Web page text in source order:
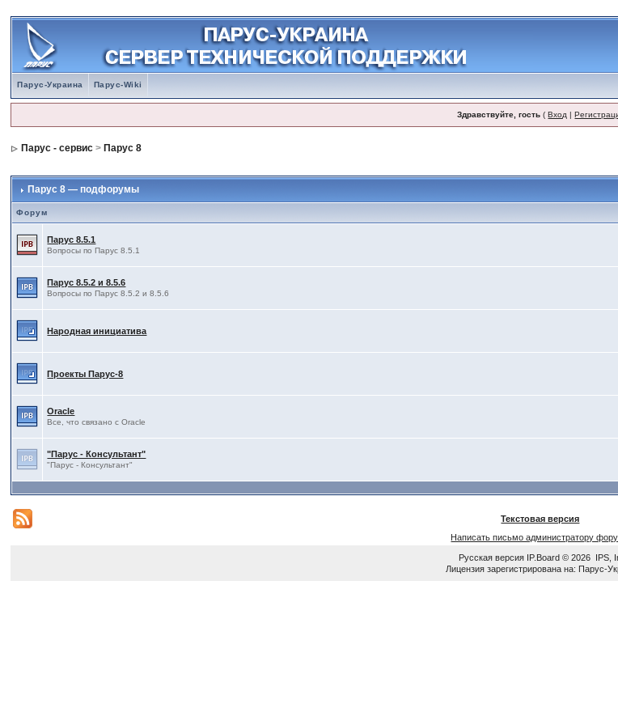
Парус-Украина Парус-Wiki
Здравствуйте, гость (Вход |
Парус - сервис > Парус 8
Парус 8 — подфорумы
Форум
Парус 8.5.1
Вопросы по Парус 8.5.1
Парус 8.5.2 и 8.5.6
Вопросы по Парус 8.5.2 и 8.5.6
Народная инициатива
Проекты Паруc-8
Oracle
Все, что связано с Oracle
"Парус - Консультант"
"Парус - Консультант"
Текстовая версия
Написать письмо администратору
Русская версия IP.Board© 2026 IPS,
Лицензия зарегистрирована на: Парус-